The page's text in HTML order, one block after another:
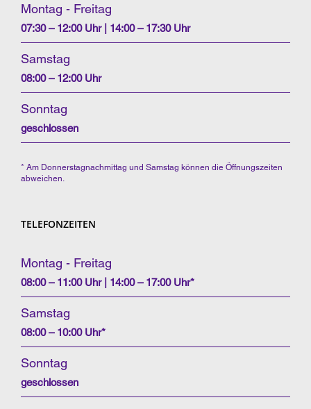
Montag - Freitag
07:30 – 12:00 Uhr | 14:00 – 17:30 Uhr
Samstag
08:00 – 12:00 Uhr
Sonntag
geschlossen
* Am Donnerstagnachmittag und Samstag können die Öffnungszeiten
abweichen.
TELEFONZEITEN
Montag - Freitag
08:00 – 11:00 Uhr | 14:00 – 17:00 Uhr*
Samstag
08:00 – 10:00 Uhr*
Sonntag
geschlossen